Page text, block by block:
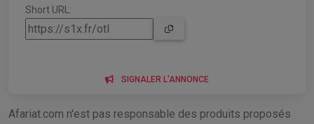
Short URL:
SIGNALER L'ANNONCE
Afariat.com n'est pas responsable des produits proposés